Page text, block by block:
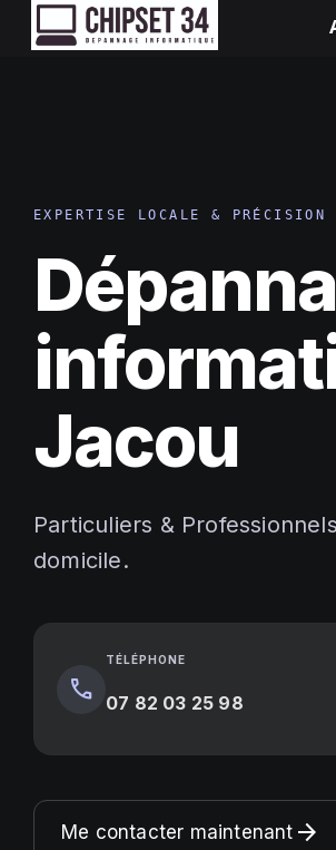
EXPERTISE LOCALE & PRÉCISION
Jacou
Particuliers &
domicile.
call
TÉLÉPHONE
07 82 03 25 98
Me contacter maintenant arrow_forward